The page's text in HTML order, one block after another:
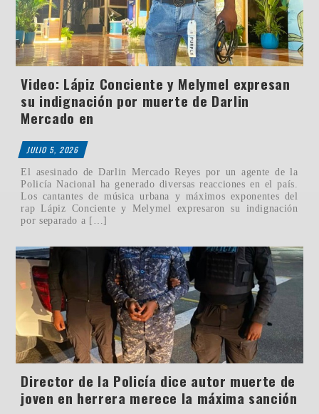
Video: Lápiz Conciente y Melymel expresan
su indignación por muerte de Darlin
Mercado en
JULIO 5, 2026
El asesinado de Darlin Mercado Reyes por un agente de la
Policía Nacional ha generado diversas reacciones en el país.
Los cantantes de música urbana y máximos exponentes del
rap Lápiz Conciente y Melymel expresaron su indignación
por separado a […]
Director de la Policía dice autor muerte de
joven en herrera merece la máxima sanción